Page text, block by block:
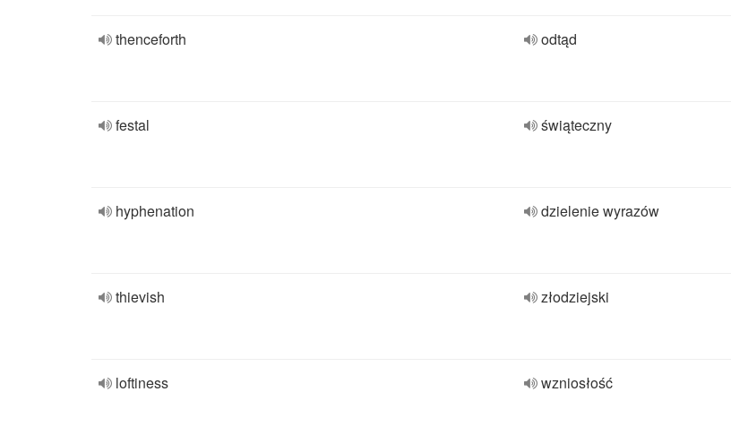
thenceforth odtąd
festal świąteczny
hyphenation dzielenie wyrazów
thievish złodziejski
loftiness wzniosłość